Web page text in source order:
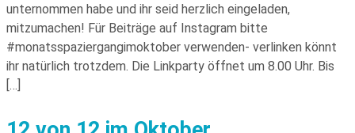
unternommen habe und ihr seid herzlich eingeladen,
mitzumachen! Für Beiträge auf Instagram bitte
#monatsspaziergangimoktober verwenden- verlinken könnt
ihr natürlich trotzdem. Die Linkparty öffnet um 8.00 Uhr. Bis
[…]